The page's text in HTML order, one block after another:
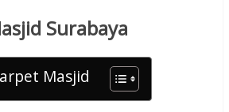
Surabaya
Masjid